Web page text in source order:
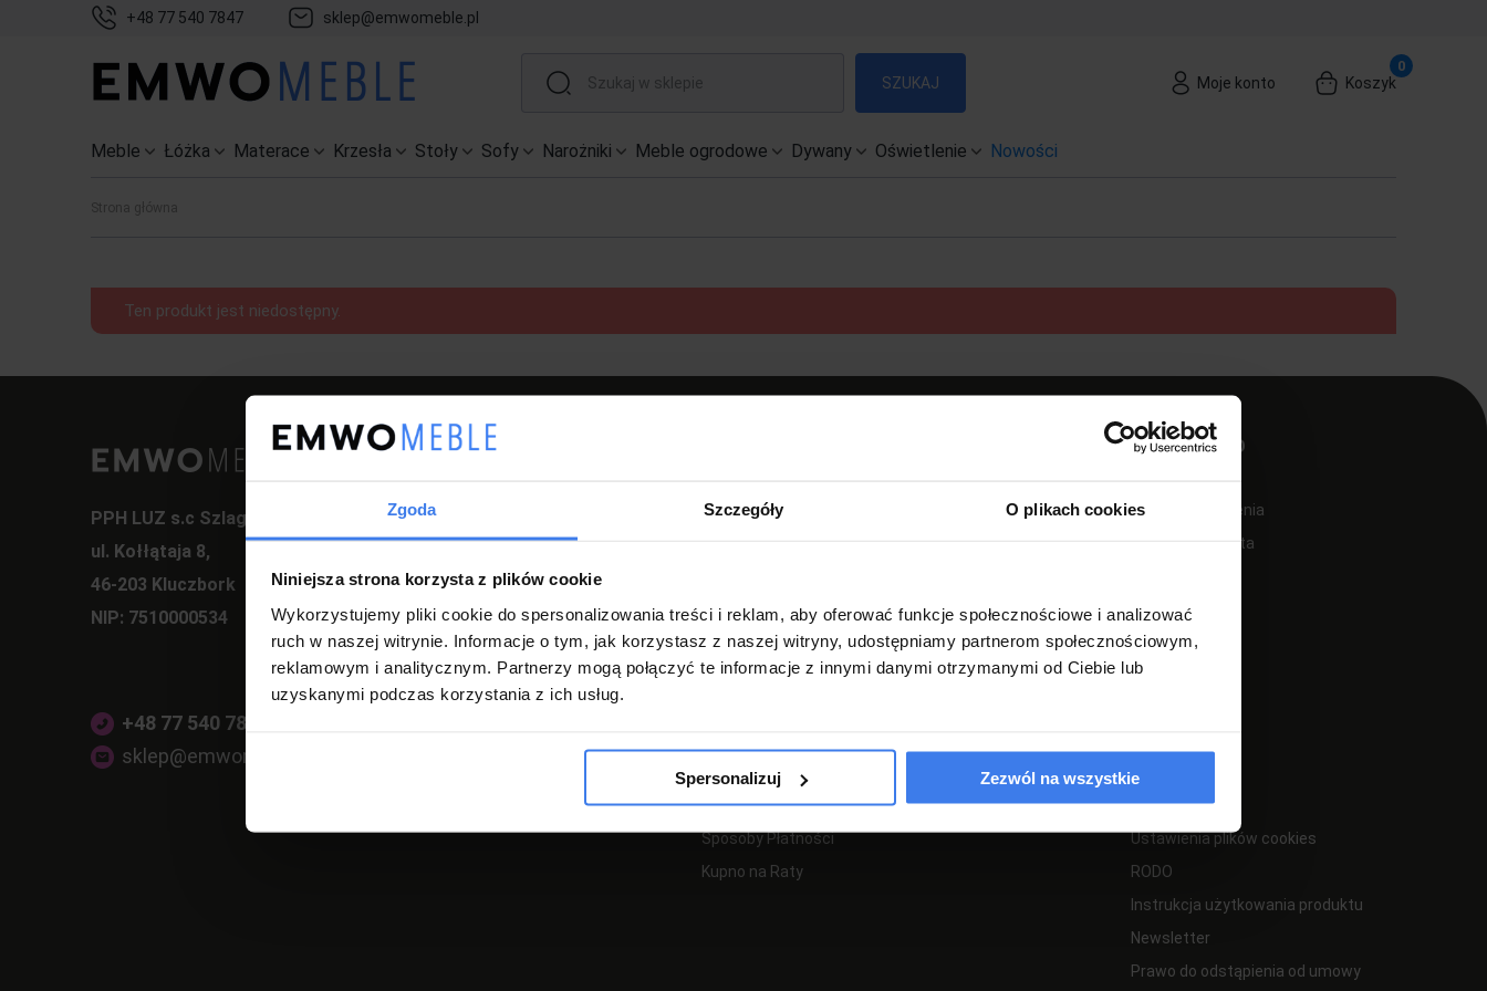
Zgoda Szczegóły O plikach cookies
Niniejsza strona korzysta z plików cookie
Wykorzystujemy pliki cookie do spersonalizowania treści i reklam, aby oferować funkcje społecznościowe i analizować
ruch w naszej witrynie. Informacje o tym, jak korzystasz z naszej witryny, udostępniamy partnerom społecznościowym,
reklamowym i analitycznym. Partnerzy mogą połączyć te informacje z innymi danymi otrzymanymi od Ciebie lub
uzyskanymi podczas korzystania z ich usług.
Spersonalizuj Zezwól na wszystkie
+48 77 540 7847 sklep@emwomeble.pl
SZUKAJ Moje konto Koszyk
Meble Łóżka Materace Krzesła Stoły Sofy Narożniki Meble ogrodowe Dywany Oświetlenie Nowości
Strona główna
Ten produkt jest niedostępny.
PPH LUZ s.c Szlagor Marek Szlagor Wojciech
ul. Kołłątaja 8,
46-203 Kluczbork
NIP: 7510000534
+48 77 540 78 47
sklep@emwomeble.pl
Regulamin
Zwroty i Reklamacje
Polityka Prywatności
MOJE KONTO
Twoje zamówienia
Ustawienia konta
Koszty i sposoby dostawy
Sposoby Płatności
Kupno na Raty
Kontakt
Ustawienia plików cookies
RODO
Instrukcja użytkowania produktu
Newsletter
Prawo do odstąpienia od umowy